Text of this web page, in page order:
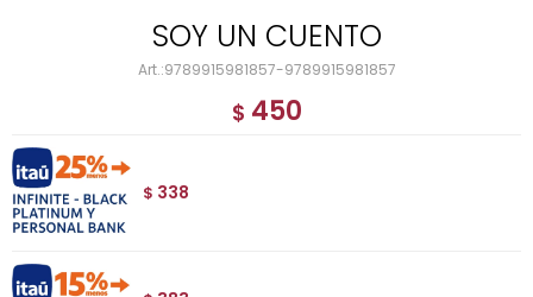
SOY UN CUENTO
9789915981857-9789915981857
$ 450
$ 338